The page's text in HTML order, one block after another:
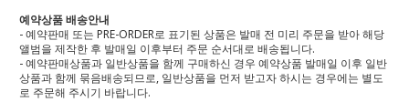
예약상품 배송안내
- 예약판매 또는 PRE-ORDER로 표기된 상품은 발매 전 미리 주문을 받아 해당
앨범을 제작한 후 발매일 이후부터 주문 순서대로 배송됩니다.
- 예약판매상품과 일반상품을 함께 구매하신 경우 예약상품 발매일 이후 일반
상품과 함께 묶음배송되므로, 일반상품을 먼저 받고자 하시는 경우에는 별도
로 주문해 주시기 바랍니다.